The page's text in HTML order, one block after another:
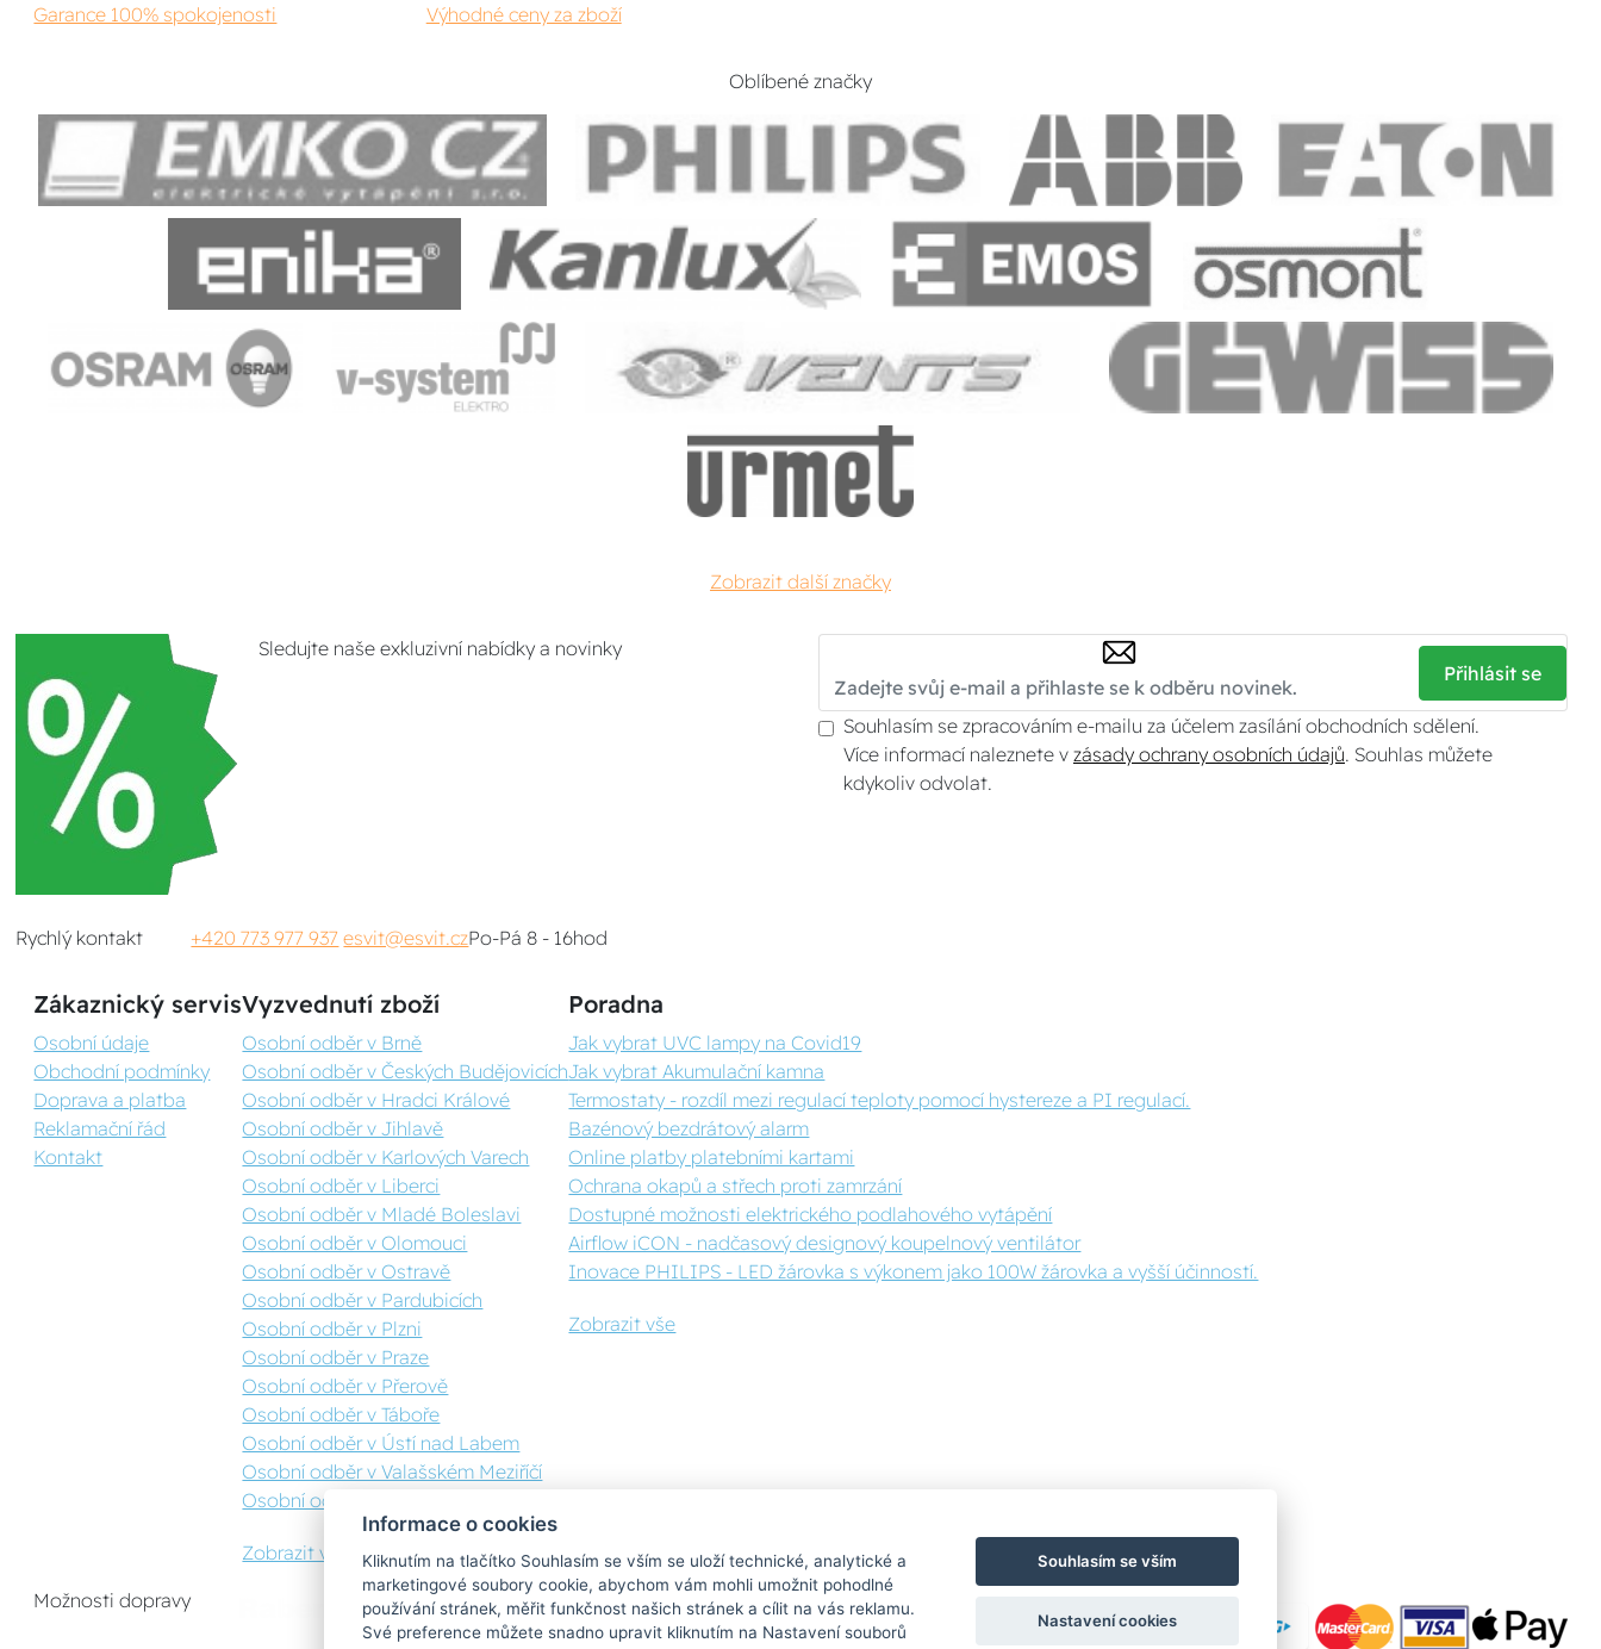
Garance 100% spokojenosti
Výhodné ceny za zboží
Oblíbené značky
Zobrazit další značky
Sledujte naše exkluzivní nabídky a novinky
Přihlásit se
Souhlasím se zpracováním e-mailu za účelem zasílání obchodních sdělení.
Více informací naleznete v zásady ochrany osobních údajů. Souhlas můžete
kdykoliv odvolat.
Rychlý kontakt +420 773 977 937 esvit@esvit.czPo-Pá 8 - 16hod
Zákaznický servis
Osobní údaje
Obchodní podmínky
Doprava a platba
Reklamační řád
Kontakt
Vyzvednutí zboží
Osobní odběr v Brně
Osobní odběr v Českých Budějovicích
Osobní odběr v Hradci Králové
Osobní odběr v Jihlavě
Osobní odběr v Karlových Varech
Osobní odběr v Liberci
Osobní odběr v Mladé Boleslavi
Osobní odběr v Olomouci
Osobní odběr v Ostravě
Osobní odběr v Pardubicích
Osobní odběr v Plzni
Osobní odběr v Praze
Osobní odběr v Přerově
Osobní odběr v Táboře
Osobní odběr v Ústí nad Labem
Osobní odběr v Valašském Meziříčí
Osobní odběr v Zlíně
Zobrazit vše
Poradna
Jak vybrat UVC lampy na Covid19
Jak vybrat Akumulační kamna
Termostaty - rozdíl mezi regulací teploty pomocí hystereze a PI regulací.
Bazénový bezdrátový alarm
Online platby platebními kartami
Ochrana okapů a střech proti zamrzání
Dostupné možnosti elektrického podlahového vytápění
Airflow iCON - nadčasový designový koupelnový ventilátor
Inovace PHILIPS - LED žárovka s výkonem jako 100W žárovka a vyšší účinností.
Zobrazit vše
Možnosti dopravy Bezpečná a rychlá platba
Informace o cookies
Kliknutím na tlačítko Souhlasím se vším se uloží technické, analytické a
marketingové soubory cookie, abychom vám mohli umožnit pohodlné
používání stránek, měřit funkčnost našich stránek a cílit na vás reklamu.
Své preference můžete snadno upravit kliknutím na Nastavení souborů
Souhlasím se vším
Nastavení cookies